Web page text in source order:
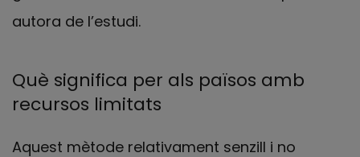
autora de l’estudi.
Què significa per als països amb
recursos limitats
Aquest mètode relativament senzill i no